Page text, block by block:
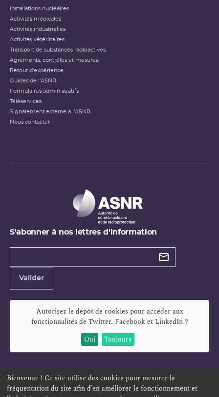
Installations nucléaires
Activités médicales
Activités industrielles
Activités vétérinaires
Transport de substances radioactives
Agréments, contrôles et mesures
Retour d'expérience
Guides de l'ASNR
Formulaires administratifs
Téléservices
Signalement externe à l'ASNR
Nous contacter
S'abonner à nos lettres d'information
Types de
Valider
Autorisez le dépôt de cookies pour accéder aux
fonctionnalités de Twitter, Facebook et LinkedIn?
Oui
Toujours
ESPACE PERSONNEL OFFRES D'EMPLOI SIGNALEMENT
Bienvenue ! Ce site utilise des cookies pour mesurer la
fréquentation du site afin d’en améliorer le fonctionnement et